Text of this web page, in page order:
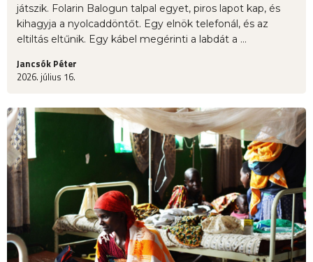
játszik. Folarin Balogun talpal egyet, piros lapot kap, és
kihagyja a nyolcaddöntőt. Egy elnök telefonál, és az
eltiltás eltűnik. Egy kábel megérinti a labdát a ...
Jancsók Péter
2026. július 16.